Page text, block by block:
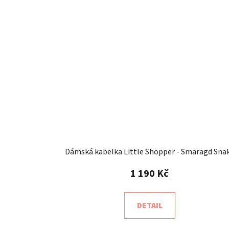
Dámská kabelka Little Shopper - Smaragd
1 190 Kč
DETAIL